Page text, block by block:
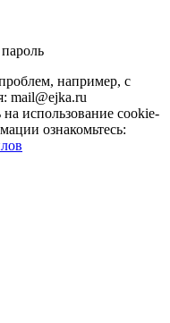
например, с
mail@ejka.ru
на использование cookie-
ознакомьтесь: